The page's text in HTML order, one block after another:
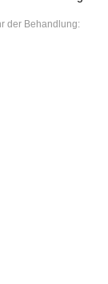
der Behandlung: